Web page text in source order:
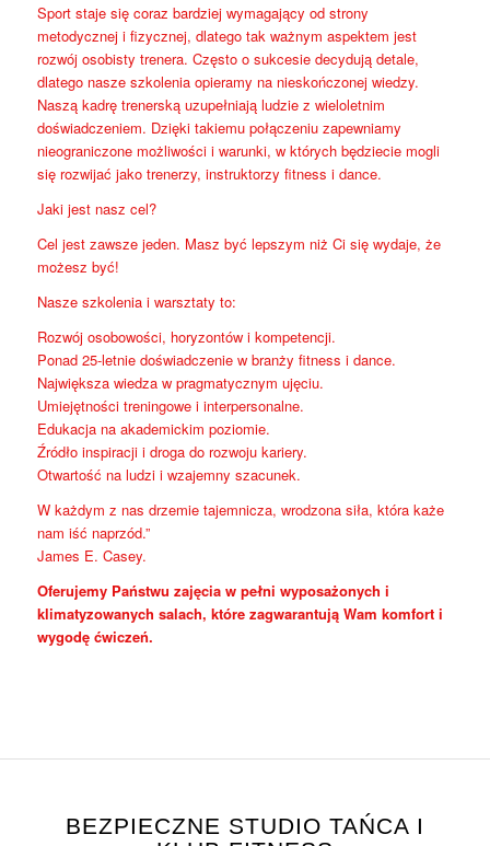
Sport staje się coraz bardziej wymagający od strony
metodycznej i fizycznej, dlatego tak ważnym aspektem jest
rozwój osobisty trenera. Często o sukcesie decydują detale,
dlatego nasze szkolenia opieramy na nieskończonej wiedzy.
Naszą kadrę trenerską uzupełniają ludzie z wieloletnim
doświadczeniem. Dzięki takiemu połączeniu zapewniamy
nieograniczone możliwości i warunki, w których będziecie mogli
się rozwijać jako trenerzy, instruktorzy fitness i dance.
Jaki jest nasz cel?
Cel jest zawsze jeden. Masz być lepszym niż Ci się wydaje, że
możesz być!
Nasze szkolenia i warsztaty to:
Rozwój osobowości, horyzontów i kompetencji.
Ponad 25-letnie doświadczenie w branży fitness i dance.
Największa wiedza w pragmatycznym ujęciu.
Umiejętności treningowe i interpersonalne.
Edukacja na akademickim poziomie.
Źródło inspiracji i droga do rozwoju kariery.
Otwartość na ludzi i wzajemny szacunek.
W każdym z nas drzemie tajemnicza, wrodzona siła, która każe
nam iść naprzód.”
James E. Casey.
Oferujemy Państwu zajęcia w pełni wyposażonych i
klimatyzowanych salach, które zagwarantują Wam komfort i
wygodę ćwiczeń.
BEZPIECZNE STUDIO TAŃCA I